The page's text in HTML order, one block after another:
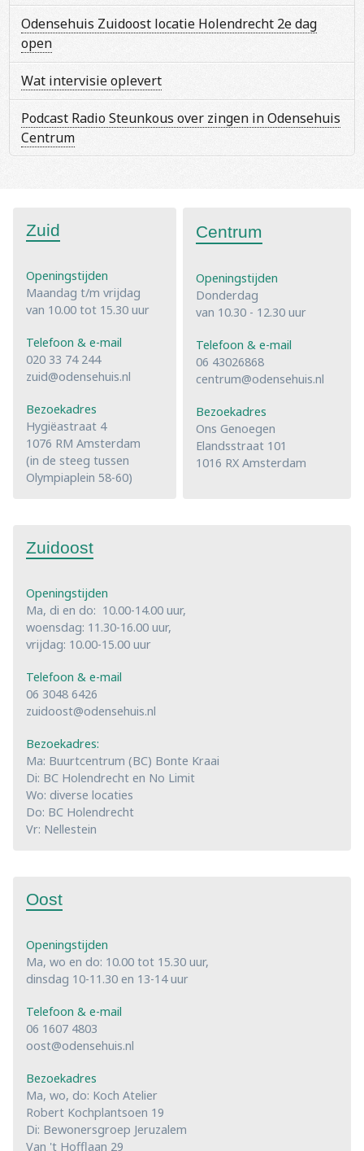
Odensehuis Zuidoost locatie Holendrecht 2e dag
open
Wat intervisie oplevert
Podcast Radio Steunkous over zingen in Odensehuis
Centrum
Zuid
Openingstijden
Maandag t/m vrijdag
van 10.00 tot 15.30 uur
Telefoon & e-mail
020 33 74 244
zuid@odensehuis.nl
Bezoekadres
Hygiëastraat 4
1076 RM Amsterdam
(in de steeg tussen
Olympiaplein 58-60)
Centrum
Openingstijden
Donderdag
van 10.30 - 12.30 uur
Telefoon & e-mail
06 43026868
centrum@odensehuis.nl
Bezoekadres
Ons Genoegen
Elandsstraat 101
1016 RX Amsterdam
Zuidoost
Openingstijden
Ma, di en do: 10.00-14.00 uur,
woensdag: 11.30-16.00 uur,
vrijdag: 10.00-15.00 uur
Telefoon & e-mail
06 3048 6426
zuidoost@odensehuis.nl
Bezoekadres:
Ma: Buurtcentrum (BC) Bonte Kraai
Di: BC Holendrecht en No Limit
Wo: diverse locaties
Do: BC Holendrecht
Vr: Nellestein
Oost
Openingstijden
Ma, wo en do: 10.00 tot 15.30 uur,
dinsdag 10-11.30 en 13-14 uur
Telefoon & e-mail
06 1607 4803
oost@odensehuis.nl
Bezoekadres
Ma, wo, do: Koch Atelier
Robert Kochplantsoen 19
Di: Bewonersgroep Jeruzalem
Van 't Hofflaan 29